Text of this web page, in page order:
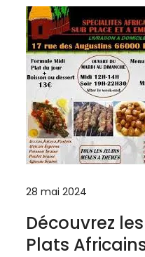
28 mai 2024
Découvrez
Plats